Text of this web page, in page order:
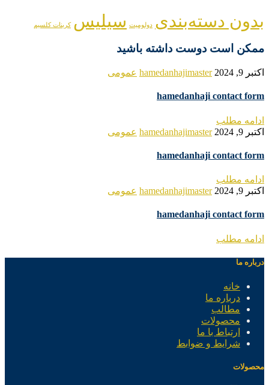
بدون دسته‌بندی دولومیت سیلیس کربنات کلسیم
ممکن است دوست داشته باشید
اکتبر 9, 2024 hamedanhajimaster عمومی
hamedanhaji contact form
ادامه مطلب
اکتبر 9, 2024
hamedanhajimaster عمومی
hamedanhaji contact form
ادامه مطلب
اکتبر 9, 2024
hamedanhajimaster عمومی
hamedanhaji contact form
ادامه مطلب
درباره ما
خانه
درباره ما
مطالب
محصولات
ارتباط با ما
شرایط و ضوابط
محصولات